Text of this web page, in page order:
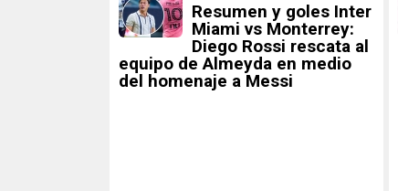
Resumen y goles Inter
Miami vs Monterrey:
Diego Rossi rescata al
equipo de Almeyda en medio
del homenaje a Messi